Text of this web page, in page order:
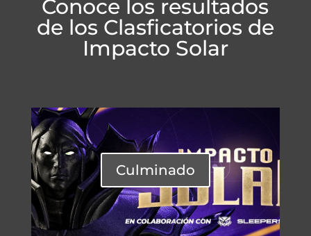
Conoce los resultados
de los Clasficatorios de
Impacto Solar
Culminado